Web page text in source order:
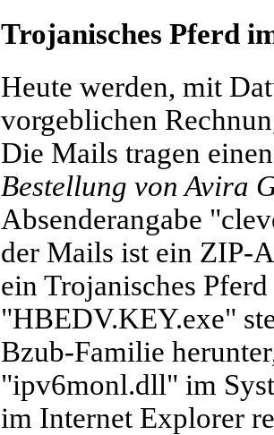
Trojanisches Pferd
Heute werden, mit
vorgeblichen
Die Mails tragen
Bestellung von Avira
Absenderangabe
der Mails ist ein ZIP-
ein Trojanisches
"HBEDV.KEY.exe"
Bzub-Familie
"ipv6monl.dll" im
im Internet Explorer